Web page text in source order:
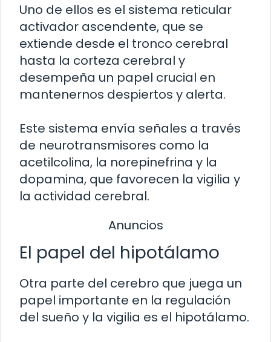
Uno de ellos es el sistema reticular
activador ascendente, que se
extiende desde el tronco cerebral
hasta la corteza cerebral y
desempeña un papel crucial en
mantenernos despiertos y alerta.
Este sistema envía señales a través
de neurotransmisores como la
acetilcolina, la norepinefrina y la
dopamina, que favorecen la vigilia y
la actividad cerebral.
Anuncios
El papel del hipotálamo
Otra parte del cerebro que juega un
papel importante en la regulación
del sueño y la vigilia es el hipotálamo.